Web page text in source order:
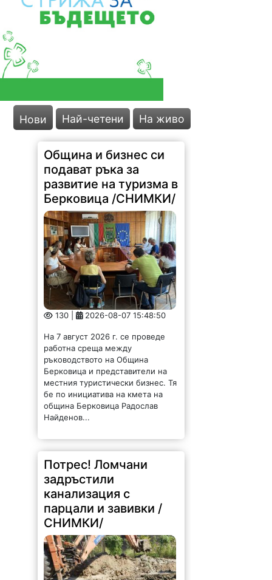
Нови Най-четени На живо
Община и бизнес си
подават ръка за
развитие на туризма в
Берковица /СНИМКИ/
130 | 2026-08-07 15:48:50
На 7 август 2026 г. се проведе
работна среща между
ръководството на Община
Берковица и представители на
местния туристически бизнес. Тя
бе по инициатива на кмета на
община Берковица Радослав
Найденов...
Потрес! Ломчани
задръстили
канализация с
парцали и завивки /
СНИМКИ/